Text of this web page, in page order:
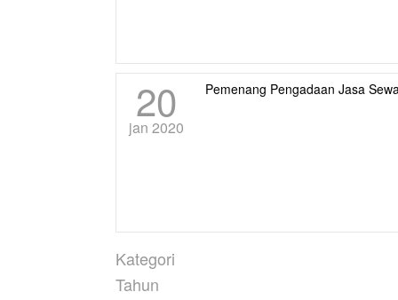
20
jan 2020
Pemenang Pengadaan Jasa
Kategori
Tahun